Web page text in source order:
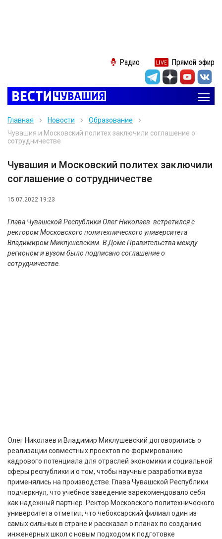
Радио Прямой эфир
Главная Новости
Образование
Чувашия и Московский политех заключили соглашение о
сотрудничестве
Чувашия и Московский политех заключили
соглашение о сотрудничестве
15.07.2022 19:23
Глава Чувашской Республики Олег Николаев встретился с
ректором Московского политехнического университета
Владимиром Миклушевским. В Доме Правительства между
регионом и вузом было подписано соглашение о
сотрудничестве.
Олег Николаев и Владимир Миклушевский договорились о
реализации совместных проектов по формированию
кадрового потенциала для отраслей экономики и социальной
сферы республики и о том, чтобы научные разработки вуза
применялись на производстве. Глава Чувашской Республики
подчеркнул, что учебное заведение зарекомендовало себя
как надежный партнер. Ректор Московского политехнического
университета отметил, что чебоксарский филиал один из
самых сильных в стране и рассказал о планах по созданию
инженерных школ с новым подходом к подготовке